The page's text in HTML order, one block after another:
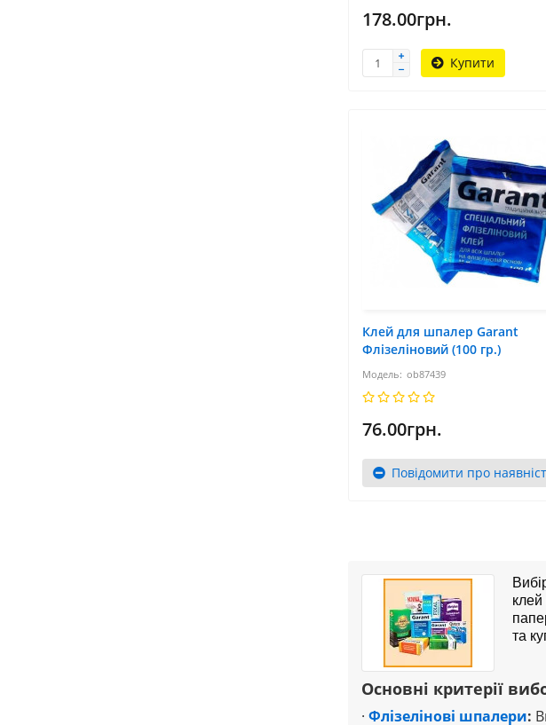
178.00грн.
Купити
Клей для шпалер Garant
Флізеліновий (100 гр.)
ob87439
76.00грн.
Повідомити про
клей
та
Основні критерії
· Флізелінові шпалери: